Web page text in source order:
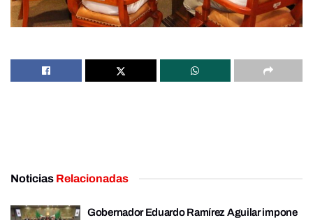
Noticias Relacionadas
Gobernador Eduardo Ramírez Aguilar impone